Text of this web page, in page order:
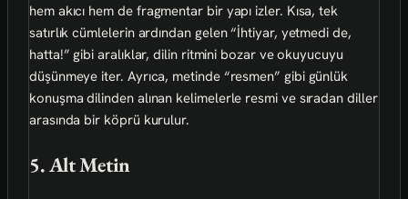
hem akıcı hem de fragmentar bir yapı izler. Kısa, tek
satırlık cümlelerin ardından gelen “İhtiyar, yetmedi de,
hatta!” gibi aralıklar, dilin ritmini bozar ve okuyucuyu
düşünmeye iter. Ayrıca, metinde “resmen” gibi günlük
konuşma dilinden alınan kelimelerle resmi ve sıradan diller
arasında bir köprü kurulur.
5. Alt Metin